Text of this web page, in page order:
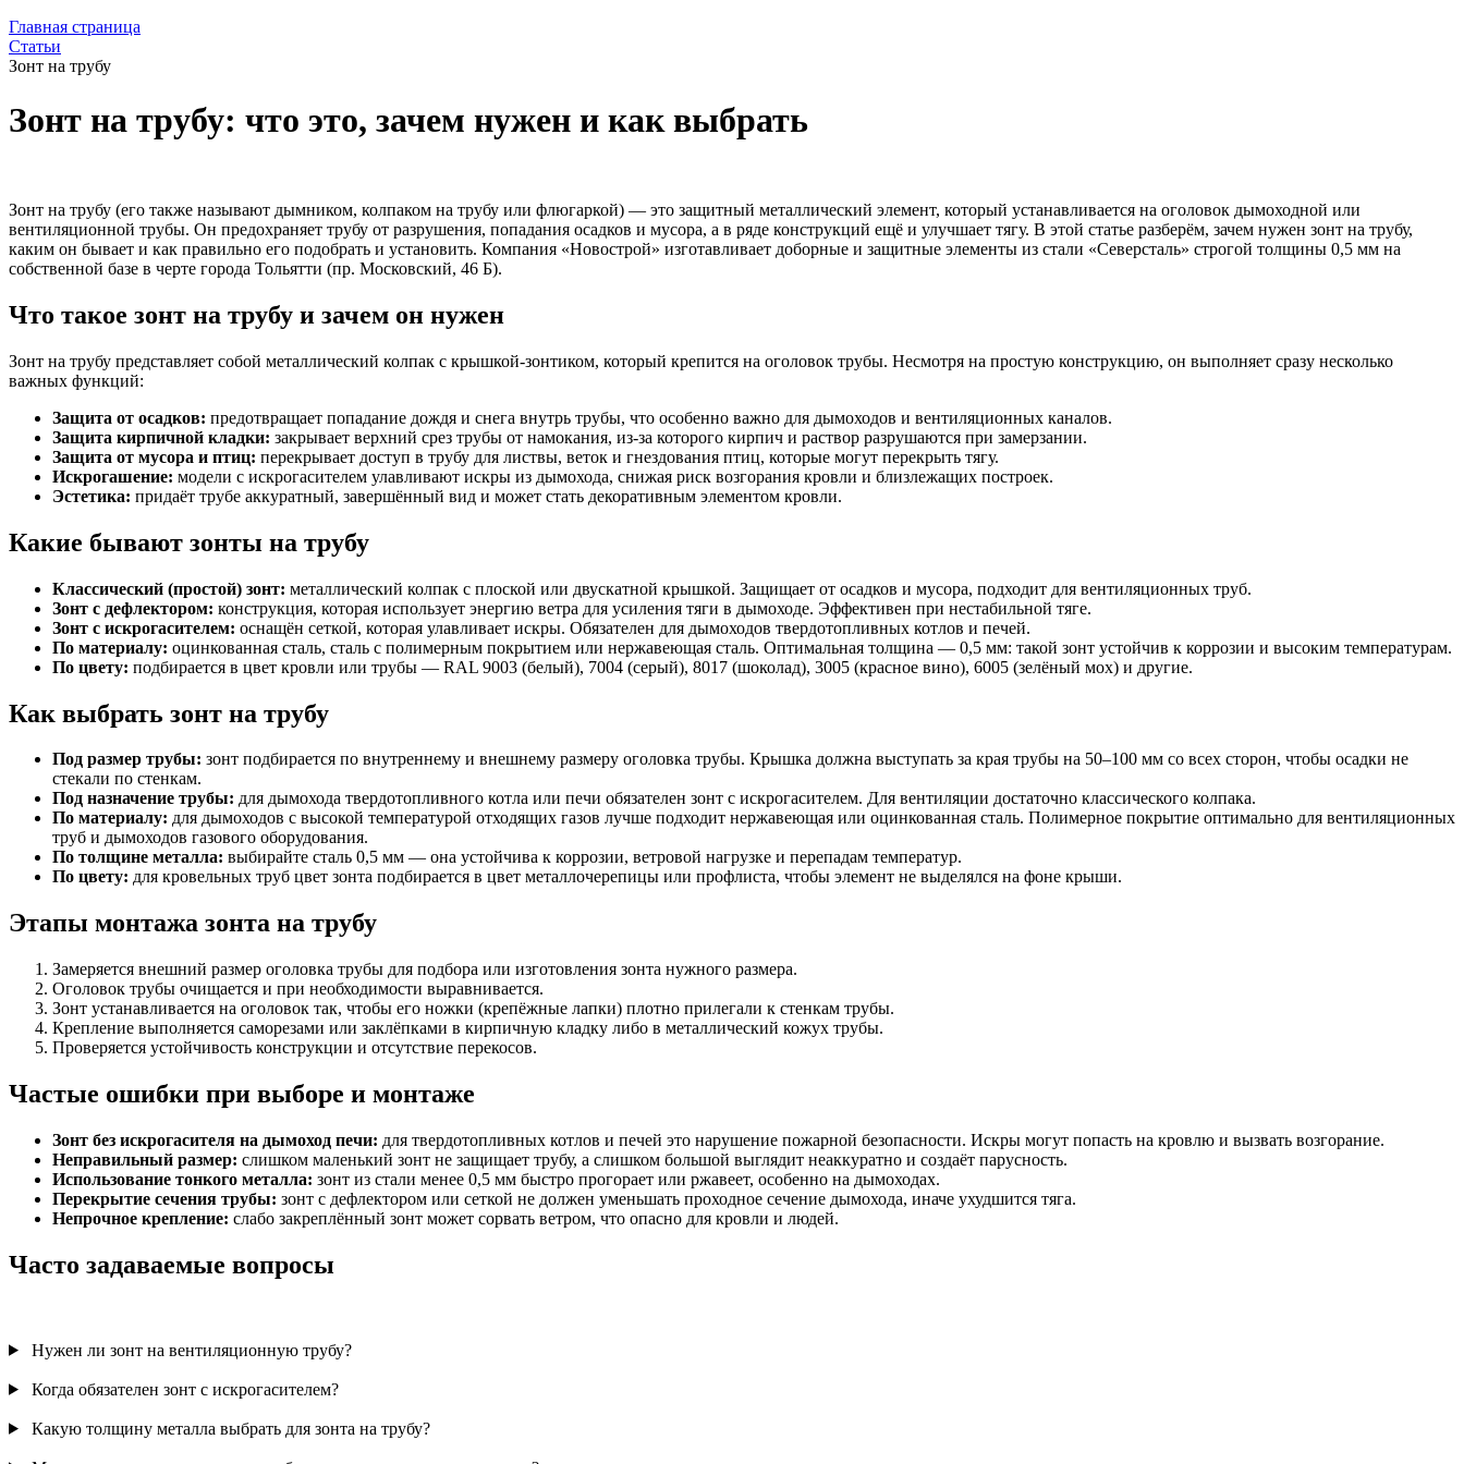
Главная страница
Статьи
Зонт на трубу
Зонт на трубу: что это, зачем нужен и как выбрать
Зонт на трубу (его также называют дымником, колпаком на трубу или флюгаркой) — это защитный металлический элемент, который устанавливается на оголовок дымоходной или
вентиляционной трубы. Он предохраняет трубу от разрушения, попадания осадков и мусора, а в ряде конструкций ещё и улучшает тягу. В этой статье разберём, зачем нужен зонт на трубу,
каким он бывает и как правильно его подобрать и установить. Компания «Новострой» изготавливает доборные и защитные элементы из стали «Северсталь» строгой толщины 0,5 мм на
собственной базе в черте города Тольятти (пр. Московский, 46 Б).
Что такое зонт на трубу и зачем он нужен
Зонт на трубу представляет собой металлический колпак с крышкой-зонтиком, который крепится на оголовок трубы. Несмотря на простую конструкцию, он выполняет сразу несколько
важных функций:
Защита от осадков: предотвращает попадание дождя и снега внутрь трубы, что особенно важно для дымоходов и вентиляционных каналов.
Защита кирпичной кладки: закрывает верхний срез трубы от намокания, из-за которого кирпич и раствор разрушаются при замерзании.
Защита от мусора и птиц: перекрывает доступ в трубу для листвы, веток и гнездования птиц, которые могут перекрыть тягу.
Искрогашение: модели с искрогасителем улавливают искры из дымохода, снижая риск возгорания кровли и близлежащих построек.
Эстетика: придаёт трубе аккуратный, завершённый вид и может стать декоративным элементом кровли.
Какие бывают зонты на трубу
Классический (простой) зонт: металлический колпак с плоской или двускатной крышкой. Защищает от осадков и мусора, подходит для вентиляционных труб.
Зонт с дефлектором: конструкция, которая использует энергию ветра для усиления тяги в дымоходе. Эффективен при нестабильной тяге.
Зонт с искрогасителем: оснащён сеткой, которая улавливает искры. Обязателен для дымоходов твердотопливных котлов и печей.
По материалу: оцинкованная сталь, сталь с полимерным покрытием или нержавеющая сталь. Оптимальная толщина — 0,5 мм: такой зонт устойчив к коррозии и высоким температурам.
По цвету: подбирается в цвет кровли или трубы — RAL 9003 (белый), 7004 (серый), 8017 (шоколад), 3005 (красное вино), 6005 (зелёный мох) и другие.
Как выбрать зонт на трубу
Под размер трубы: зонт подбирается по внутреннему и внешнему размеру оголовка трубы. Крышка должна выступать за края трубы на 50–100 мм со всех сторон, чтобы осадки не
стекали по стенкам.
Под назначение трубы: для дымохода твердотопливного котла или печи обязателен зонт с искрогасителем. Для вентиляции достаточно классического колпака.
По материалу: для дымоходов с высокой температурой отходящих газов лучше подходит нержавеющая или оцинкованная сталь. Полимерное покрытие оптимально для вентиляционных
труб и дымоходов газового оборудования.
По толщине металла: выбирайте сталь 0,5 мм — она устойчива к коррозии, ветровой нагрузке и перепадам температур.
По цвету: для кровельных труб цвет зонта подбирается в цвет металлочерепицы или профлиста, чтобы элемент не выделялся на фоне крыши.
Этапы монтажа зонта на трубу
Замеряется внешний размер оголовка трубы для подбора или изготовления зонта нужного размера.
Оголовок трубы очищается и при необходимости выравнивается.
Зонт устанавливается на оголовок так, чтобы его ножки (крепёжные лапки) плотно прилегали к стенкам трубы.
Крепление выполняется саморезами или заклёпками в кирпичную кладку либо в металлический кожух трубы.
Проверяется устойчивость конструкции и отсутствие перекосов.
Частые ошибки при выборе и монтаже
Зонт без искрогасителя на дымоход печи: для твердотопливных котлов и печей это нарушение пожарной безопасности. Искры могут попасть на кровлю и вызвать возгорание.
Неправильный размер: слишком маленький зонт не защищает трубу, а слишком большой выглядит неаккуратно и создаёт парусность.
Использование тонкого металла: зонт из стали менее 0,5 мм быстро прогорает или ржавеет, особенно на дымоходах.
Перекрытие сечения трубы: зонт с дефлектором или сеткой не должен уменьшать проходное сечение дымохода, иначе ухудшится тяга.
Непрочное крепление: слабо закреплённый зонт может сорвать ветром, что опасно для кровли и людей.
Часто задаваемые вопросы
Нужен ли зонт на вентиляционную трубу?
Когда обязателен зонт с искрогасителем?
Какую толщину металла выбрать для зонта на трубу?